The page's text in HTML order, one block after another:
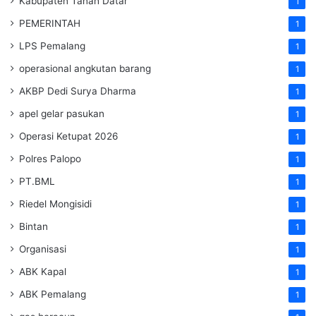
PEMERINTAH 1
LPS Pemalang 1
operasional angkutan barang 1
AKBP Dedi Surya Dharma 1
apel gelar pasukan 1
Operasi Ketupat 2026 1
Polres Palopo 1
PT.BML 1
Riedel Mongisidi 1
Bintan 1
Organisasi 1
ABK Kapal 1
ABK Pemalang 1